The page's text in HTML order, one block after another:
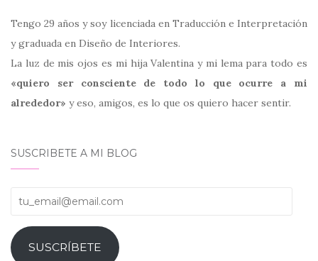
Tengo 29 años y soy licenciada en Traducción e Interpretación
y graduada en Diseño de Interiores.
La luz de mis ojos es mi hija Valentina y mi lema para todo es
«quiero ser consciente de todo lo que ocurre a mi
alrededor» y eso, amigos, es lo que os quiero hacer sentir.
SUSCRIBETE A MI BLOG
tu_email@email.com
SUSCRÍBETE